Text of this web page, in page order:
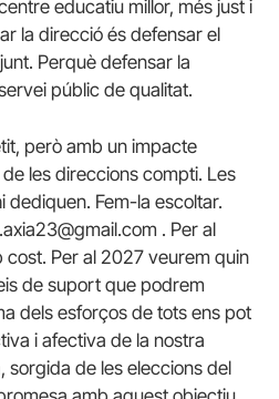
educatiu millor, més just i
la direcció és defensar el
Perquè defensar la
públic de qualitat.
però amb un impacte
les direccions compti. Les
dediquen. Fem-la escoltar.
. Per al
cost. Per al 2027 veurem quin
de suport que podrem
dels esforços de tots ens pot
i afectiva de la nostra
sorgida de les eleccions del